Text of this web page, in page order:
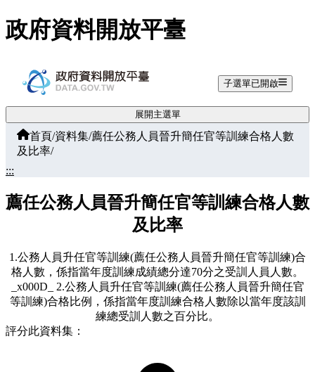
跳至主要內容
政府資料開放平臺
子選單已開啟
展開主選單
首頁/資料集/薦任公務人員晉升簡任官等訓練合格人數
及比率/
:::
薦任公務人員晉升簡任官等訓練合格人數
及比率
1.公務人員升任官等訓練(薦任公務人員晉升簡任官等訓練)合
格人數，係指當年度訓練成績總分達70分之受訓人員人數。
_x000D_ 2.公務人員升任官等訓練(薦任公務人員晉升簡任官
等訓練)合格比例，係指當年度訓練合格人數除以當年度該訓
練總受訓人數之百分比。
評分此資料集：